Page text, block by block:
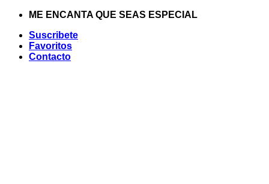
Saltar
contenido
ME ENCANTA QUE SEAS ESPECIAL
Suscribete
Favoritos
Contacto